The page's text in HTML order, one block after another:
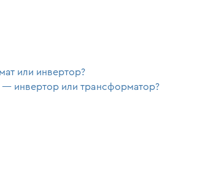
или инвертор?
— инвертор или трансформатор?